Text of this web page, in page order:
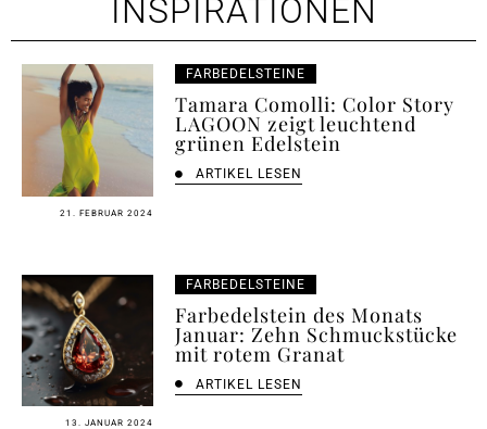
INSPIRATIONEN
21. FEBRUAR 2024
FARBEDELSTEINE
Tamara Comolli: Color Story
LAGOON zeigt leuchtend
grünen Edelstein
ARTIKEL LESEN
13. JANUAR 2024
FARBEDELSTEINE
Farbedelstein des Monats
Januar: Zehn Schmuckstücke
mit rotem Granat
ARTIKEL LESEN